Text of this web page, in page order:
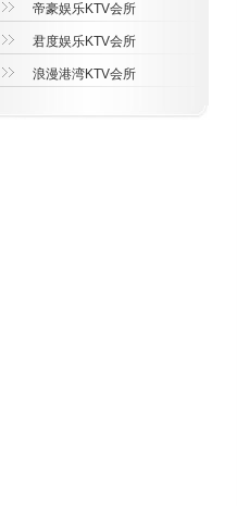
帝豪娱乐KTV会所
君度娱乐KTV会所
浪漫港湾KTV会所